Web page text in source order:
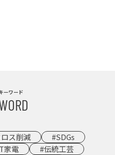
ーワード
ス削減
#SDGs
家電
#伝統工芸